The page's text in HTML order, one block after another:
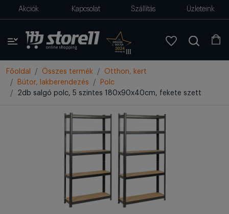
Akciók Kapcsolat Szállítás Üzleteink
Főoldal Összes termék
Otthon, kert
Bútor, lakberendezés
Polc
2db salgó polc, 5 szintes 180x90x40cm, fekete szett